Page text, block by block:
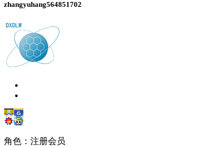
zhangyuhang564851702
角色：注册会员